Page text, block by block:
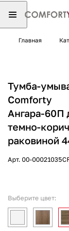
Главная
Тумба-
Comforty
Ангара-60П
темно-
раковиной
Арт. 00-
Выберите цвет: